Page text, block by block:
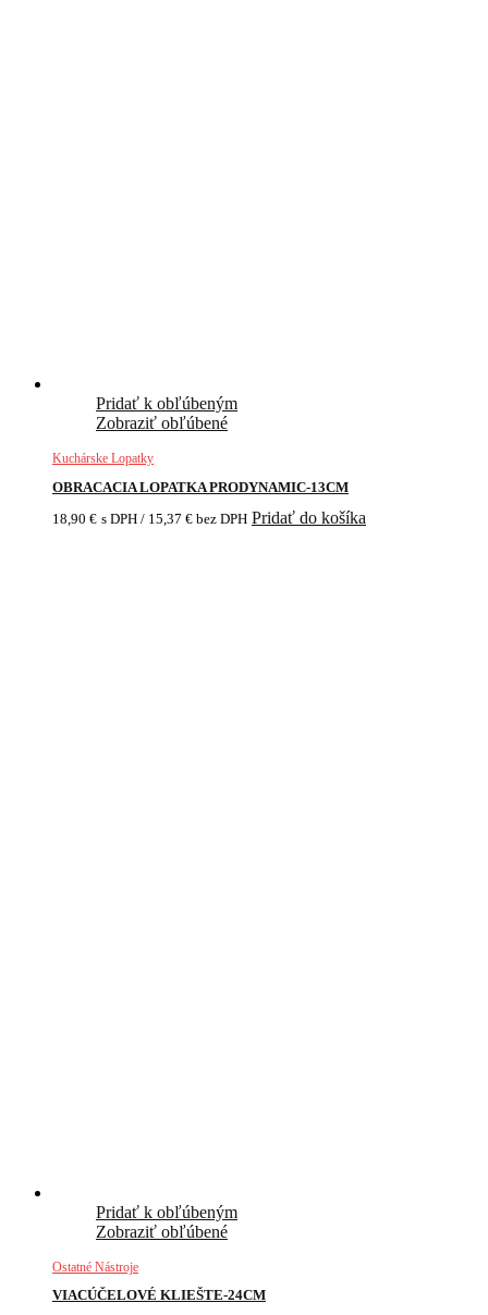
Pridať k obľúbeným
Zobraziť obľúbené
Kuchárske Lopatky
OBRACACIA LOPATKA PRODYNAMIC-13CM
18,90 € s DPH / 15,37 € bez DPH Pridať do košíka
Pridať k obľúbeným
Zobraziť obľúbené
Ostatné Nástroje
VIACÚČELOVÉ KLIEŠTE-24CM